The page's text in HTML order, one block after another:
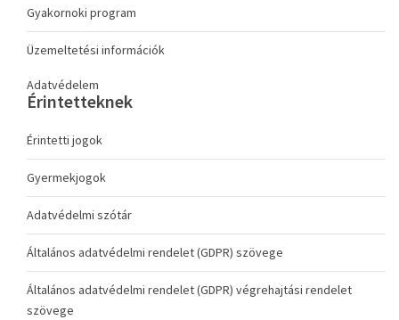
Gyakornoki program
Üzemeltetési információk
Adatvédelem
Érintetteknek
Érintetti jogok
Gyermekjogok
Adatvédelmi szótár
Általános adatvédelmi rendelet (GDPR) szövege
Általános adatvédelmi rendelet (GDPR) végrehajtási rendelet
szövege